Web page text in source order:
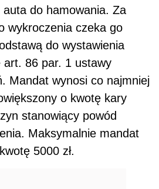
do hamowania. Za
wykroczenia czeka go
do wystawienia
art. 86 par. 1 ustawy
Mandat wynosi co najmniej
o kwotę kary
stanowiący powód
Maksymalnie mandat
5000 zł.